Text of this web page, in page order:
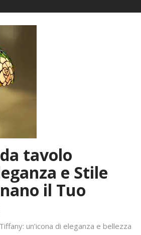
tavolo
e Stile
il Tuo
un’icona di eleganza e bellezza